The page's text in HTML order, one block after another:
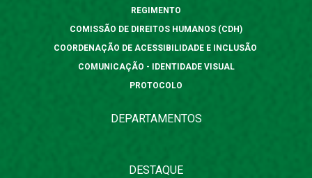
REGIMENTO
COMISSÃO DE DIREITOS HUMANOS (CDH)
COORDENAÇÃO DE ACESSIBILIDADE E INCLUSÃO
COMUNICAÇÃO - IDENTIDADE VISUAL
PROTOCOLO
DEPARTAMENTOS
DESTAQUE